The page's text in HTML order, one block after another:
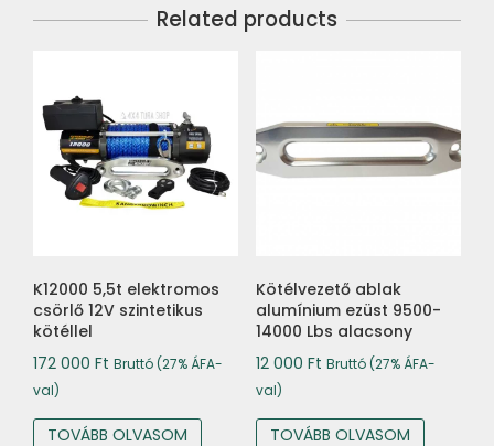
Related products
K12000 5,5t elektromos
csörlő 12V szintetikus
kötéllel
172 000 Ft Bruttó (27% ÁFA-
val)
TOVÁBB OLVASOM
Kötélvezető ablak
alumínium ezüst 9500-
14000 Lbs alacsony
12 000 Ft Bruttó (27% ÁFA-
val)
TOVÁBB OLVASOM